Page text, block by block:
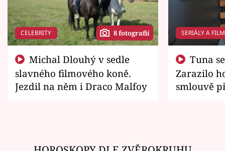
CELEBRITY 8 fotografií
slavného filmového koně.
Jezdil na něm i Draco Malfoy
SERIÁLY A
Zarazilo
smlouvě